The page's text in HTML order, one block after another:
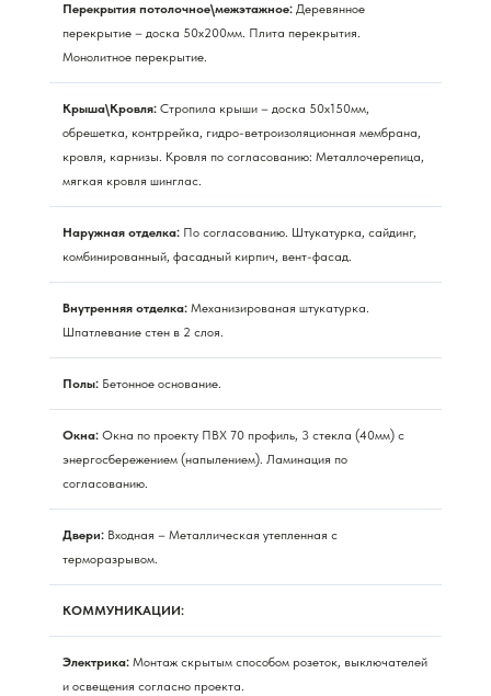
Перекрытия потолочное\межэтажное: Деревянное
перекрытие – доска 50х200мм. Плита перекрытия.
Монолитное перекрытие.
Крыша\Кровля: Стропила крыши – доска 50х150мм,
обрешетка, контррейка, гидро-ветроизоляционная мембрана,
кровля, карнизы. Кровля по согласованию: Металлочерепица,
мягкая кровля шинглас.
Наружная отделка: По согласованию. Штукатурка, сайдинг,
комбинированный, фасадный кирпич, вент-фасад.
Внутренняя отделка: Механизированая штукатурка.
Шпатлевание стен в 2 слоя.
Полы: Бетонное основание.
Окна: Окна по проекту ПВХ 70 профиль, 3 стекла (40мм) с
энергосбережением (напылением). Ламинация по
согласованию.
Двери: Входная – Металлическая утепленная с
терморазрывом.
КОММУНИКАЦИИ:
Электрика: Монтаж скрытым способом розеток, выключателей
и освещения согласно проекта.